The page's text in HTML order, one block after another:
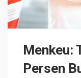
Menkeu:
Persen